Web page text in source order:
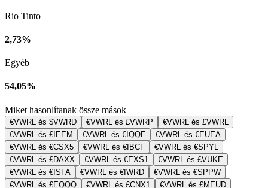
Rio Tinto
2,73%
Egyéb
54,05%
Miket hasonlítanak össze mások
€VWRL és $VWRD €VWRL és £VWRP
€VWRL és £VWRL
€VWRL és £IEEM
€VWRL és €IQQE
€VWRL és €EUEA
€VWRL és €CSX5
€VWRL és €IBCF
€VWRL és €SPYL
€VWRL és £DAXX
€VWRL és €EXS1
€VWRL és £VUKE
€VWRL és €ISFA
€VWRL és €IWRD
€VWRL és €SPPW
€VWRL és £EQQQ
€VWRL és £CNX1
€VWRL és £MEUD